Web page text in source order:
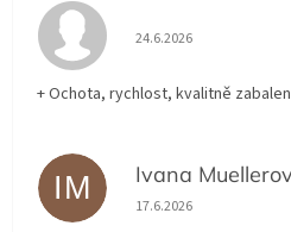
Hodnocení obchodu
24.6.2026
+ Ochota, rychlost, kvalitně
IM Ivana
Hodnocení obchodu
17.6.2026